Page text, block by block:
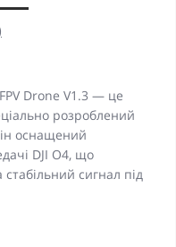
Drone V1.3 — це
розроблений
оснащений
DJI O4, що
сигнал під